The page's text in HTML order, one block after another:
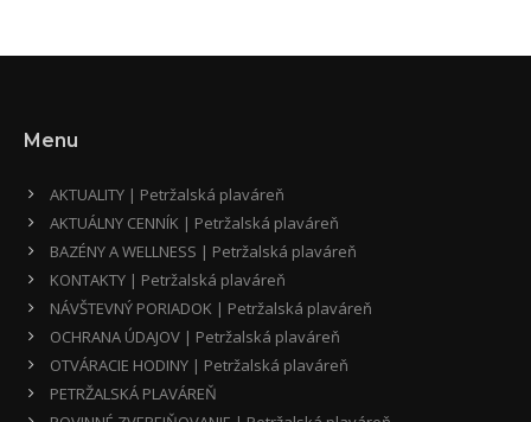
Menu
AKTUALITY | Petržalská plaváreň
AKTUÁLNY CENNÍK | Petržalská plaváreň
BAZÉNY A WELLNESS | Petržalská plaváreň
KONTAKTY | Petržalská plaváreň
NÁVŠTEVNÝ PORIADOK | Petržalská plaváreň
OCHRANA ÚDAJOV | Petržalská plaváreň
OTVÁRACIE HODINY | Petržalská plaváreň
PETRŽALSKÁ PLAVÁREŇ